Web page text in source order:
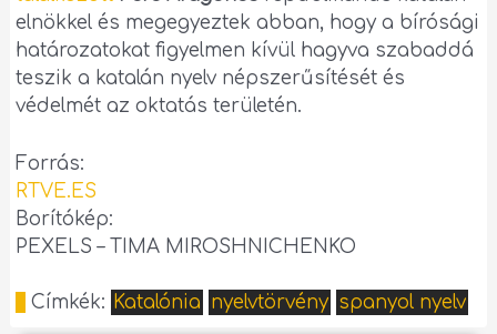
elnökkel és megegyeztek abban, hogy a bírósági
határozatokat figyelmen kívül hagyva szabaddá
teszik a katalán nyelv népszerűsítését és
védelmét az oktatás területén.
Forrás:
RTVE.ES
Borítókép:
PEXELS – TIMA MIROSHNICHENKO
Címkék: Katalónia nyelvtörvény spanyol nyelv